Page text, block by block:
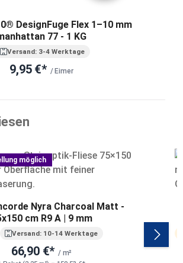
DesignFuge Flex 1–10 mm
77 - 1 KG
Versand: 3-4 Werktage
9,95 €* / Eimer
möglich
Nyra Charcoal Matt -
cm R9 A | 9 mm
Versand: 10-14 Werktage
66,90 €* / m²